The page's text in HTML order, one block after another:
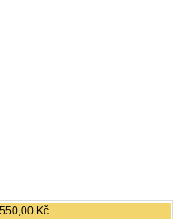
Kč